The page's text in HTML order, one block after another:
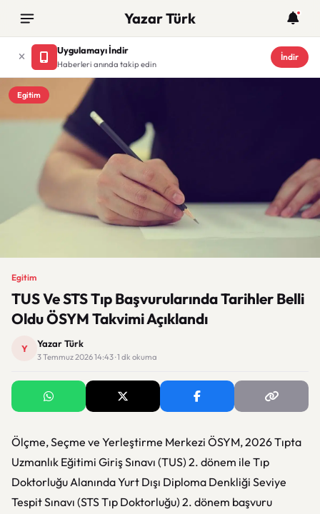
Yazar Türk
Uygulamayı İndir
Haberleri anında takip edin
İndir
Egitim
Egitim
TUS Ve STS Tıp Başvurularında Tarihler Belli
Oldu ÖSYM Takvimi Açıklandı
Y Yazar Türk
3 Temmuz 2026 14:43 · 1 dk okuma
Ölçme, Seçme ve Yerleştirme Merkezi ÖSYM, 2026 Tıpta
Uzmanlık Eğitimi Giriş Sınavı (TUS) 2. dönem ile Tıp
Doktorluğu Alanında Yurt Dışı Diploma Denkliği Seviye
Tespit Sınavı (STS Tıp Doktorluğu) 2. dönem başvuru